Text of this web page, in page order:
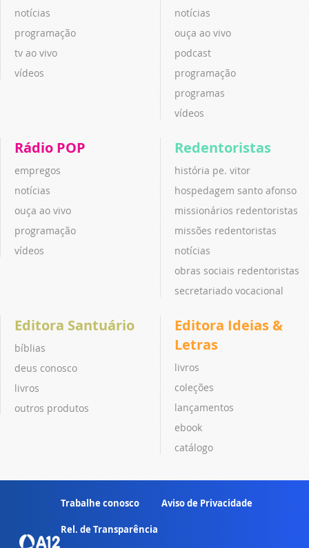
notícias
programação
tv ao vivo
vídeos
notícias
ouça ao vivo
podcast
programação
programas
vídeos
Rádio POP
empregos
notícias
ouça ao vivo
programação
vídeos
Redentoristas
história pe. vitor
hospedagem santo afonso
missionários redentoristas
missões redentoristas
notícias
obras sociais redentoristas
secretariado vocacional
Editora Santuário
bíblias
deus conosco
livros
outros produtos
Editora Ideias &
Letras
livros
coleções
lançamentos
ebook
catálogo
Trabalhe conosco Aviso de Privacidade
Rel. de Transparência